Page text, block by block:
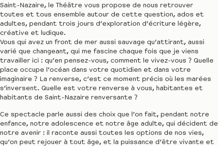
Saint-Nazaire, le Théâtre vous propose de nous retrouver
toutes et tous ensemble autour de cette question, ados et
adultes, pendant trois jours d’exploration d’écriture légère,
créative et ludique.
Vous qui avez un front de mer aussi sauvage qu’attirant, aussi
varié que changeant, qui me fascine chaque fois que je viens
travailler ici : qu’en pensez-vous, comment le vivez-vous ? Quelle
place occupe l’océan dans votre quotidien et dans votre
imaginaire ? La renverse, c’est ce moment précis où les marées
s’inversent. Quelle est votre renverse à vous, habitantes et
habitants de Saint-Nazaire renversante ?
Ce spectacle parle aussi des choix que l’on fait, pendant notre
enfance, notre adolescence et notre âge adulte, qui décident de
notre avenir : il raconte aussi toutes les options de nos vies,
qu’on peut rejouer à tout âge, et la puissance d’être vivante et